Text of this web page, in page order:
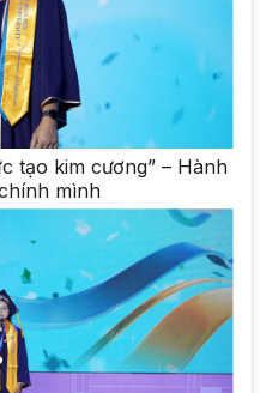
tạo kim cương” – Hành
mình